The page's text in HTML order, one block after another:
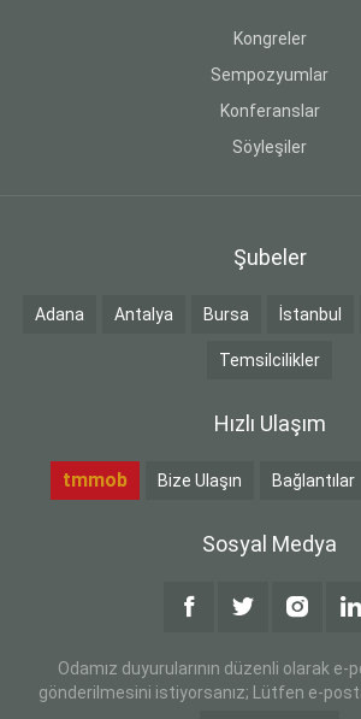
Kongreler
Sempozyumlar
Konferanslar
Söyleşiler
Şubeler
Adana Antalya Bursa İstanbul
Temsilcilikler
Hızlı Ulaşım
tmmob Bize Ulaşın Bağlantılar
Sosyal Medya
Odamız duyurularının düzenli olarak e-
gönderilmesini istiyorsanız; Lütfen e-